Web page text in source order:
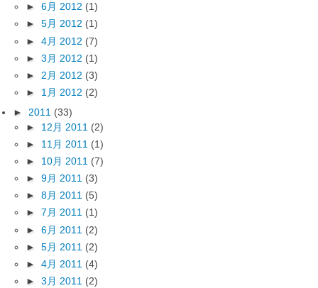
► 6月 2012 (1)
► 5月 2012 (1)
► 4月 2012 (7)
► 3月 2012 (1)
► 2月 2012 (3)
► 1月 2012 (2)
► 2011 (33)
► 12月 2011 (2)
► 11月 2011 (1)
► 10月 2011 (7)
► 9月 2011 (3)
► 8月 2011 (5)
► 7月 2011 (1)
► 6月 2011 (2)
► 5月 2011 (2)
► 4月 2011 (4)
► 3月 2011 (2)